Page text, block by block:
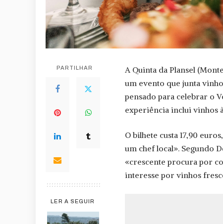
PARTILHAR
LER A SEGUIR
A Quinta da Plansel
um evento que junta
pensado para celebrar o
experiência inclui vinhos
O bilhete custa 17,90
um chef local». Segundo
«crescente procura por
interesse por vinhos